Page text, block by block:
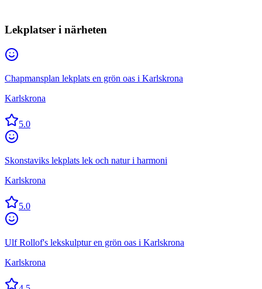
Lekplatser i närheten
Chapmansplan lekplats en grön oas i Karlskrona
Karlskrona
5.0
Skonstaviks lekplats lek och natur i harmoni
Karlskrona
5.0
Ulf Rollof's lekskulptur en grön oas i Karlskrona
Karlskrona